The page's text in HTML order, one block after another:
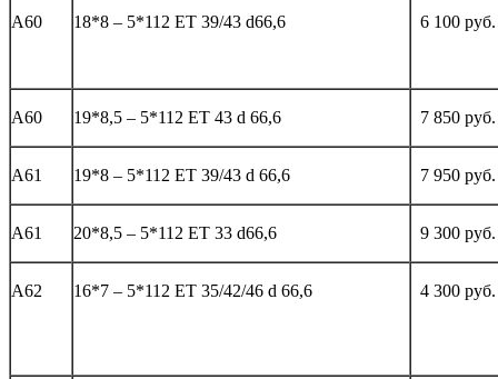
А60 18*8 – 5*112 ЕТ 39/43 d66,6 6 100 руб.
А60 19*8,5 – 5*112 ЕТ 43 d 66,6 7 850 руб.
А61 19*8 – 5*112 ЕТ 39/43 d 66,6 7 950 руб.
А61 20*8,5 – 5*112 ET 33 d66,6 9 300 руб.
А62 16*7 – 5*112 ЕТ 35/42/46 d 66,6 4 300 руб.